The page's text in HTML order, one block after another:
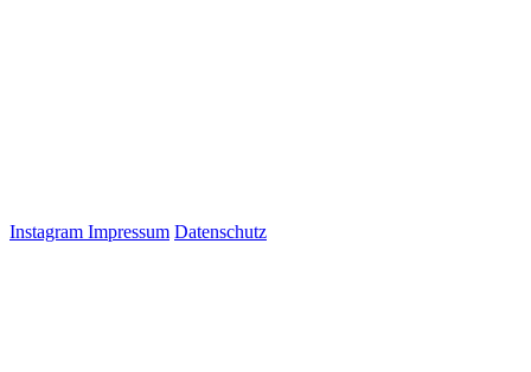
Instagram Impressum Datenschutz